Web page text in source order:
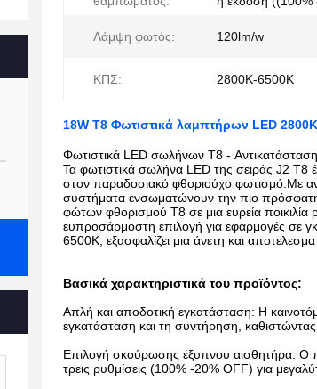
Λάμψη φωτός: 120lm/w
ΚΠΣ: 2800K-6500K
18W T8 Φωτιστικά λαμπτήρων LED
Φωτιστικά LED σωλήνων T8 -
Τα φωτιστικά σωλήνα LED της σειράς J2 T8
στον παραδοσιακό φθοριούχο φωτισμό.Με
συστήματα ενσωματώνουν την πιο
φώτων φθορισμού T8 σε μια ευρεία
ευπροσάρμοστη επιλογή για εφαρμογές σε
6500K, εξασφαλίζει μια άνετη και
Βασικά χαρακτηριστικά του προϊόντος:
Απλή και αποδοτική εγκατάσταση: Η
εγκατάσταση και τη συντήρηση,
Επιλογή σκούρωσης έξυπνου αισθητήρα: Ο
τρεις ρυθμίσεις (100% -20% OFF) για